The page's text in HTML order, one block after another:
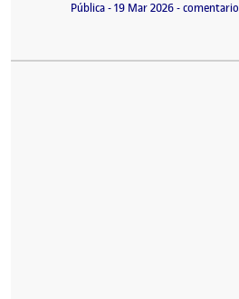
Visibilidad:
Pública-Fecha de publicación
19 Mar 2026-comentario